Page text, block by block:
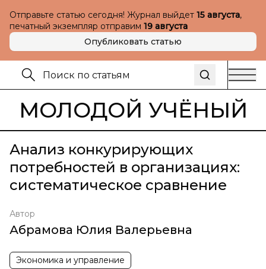
Отправьте статью сегодня! Журнал выйдет 15 августа,
печатный экземпляр отправим 19 августа
Опубликовать статью
МОЛОДОЙ УЧЁНЫЙ
Анализ конкурирующих
потребностей в организациях:
систематическое сравнение
Автор
Абрамова Юлия Валерьевна
Экономика и управление